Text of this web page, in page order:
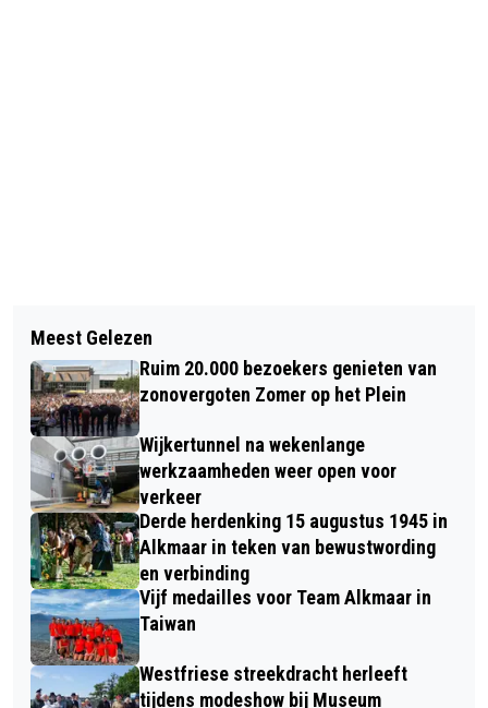
BURGEMEESTER SCHOUTEN WIJST
VEILIGHEIDSRISICOGEBIEDEN AAN IN
ALKMAAR ROND WEDSTRIJD AZ-AS
ROMA
TUINVOGELTELLING 2025 WEER VAN
START: DRIE DAGEN LANG TELLEN WE
ONZE GEVLEUGELDE VRIENDJES
Meest Gelezen
Ruim 20.000 bezoekers genieten van
zonovergoten Zomer op het Plein
Wijkertunnel na wekenlange
werkzaamheden weer open voor
verkeer
Derde herdenking 15 augustus 1945 in
Alkmaar in teken van bewustwording
en verbinding
Vijf medailles voor Team Alkmaar in
Taiwan
Westfriese streekdracht herleeft
tijdens modeshow bij Museum